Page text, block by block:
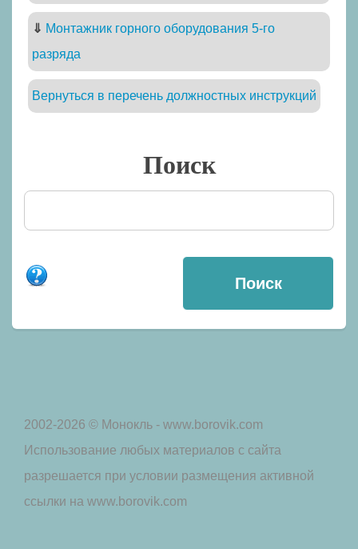
⇓ Монтажник горного оборудования 5-го
разряда
Вернуться в перечень должностных инструкций
Поиск
2002-2026 © Монокль - www.borovik.com
Использование любых материалов с сайта
разрешается при условии размещения активной
ссылки на www.borovik.com